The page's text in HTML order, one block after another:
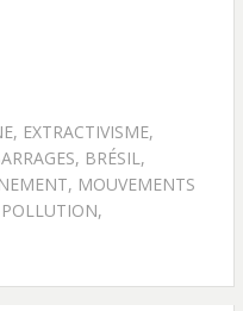
, EXTRACTIVISME,
, BRÉSIL ,
, MOUVEMENTS
POLLUTION,